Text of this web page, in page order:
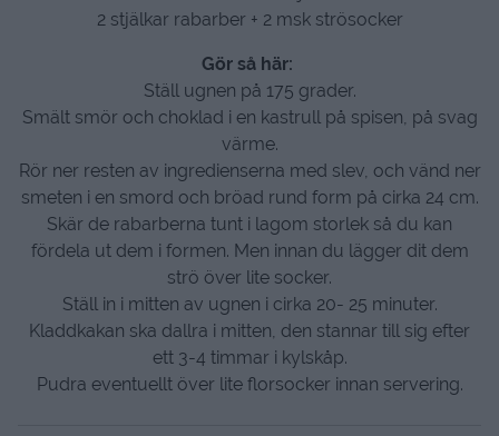
2 stjälkar rabarber + 2 msk strösocker
Gör så här:
Ställ ugnen på 175 grader.
Smält smör och choklad i en kastrull på spisen, på svag
värme.
Rör ner resten av ingredienserna med slev, och vänd ner
smeten i en smord och bröad rund form på cirka 24 cm.
Skär de rabarberna tunt i lagom storlek så du kan
fördela ut dem i formen. Men innan du lägger dit dem
strö över lite socker.
Ställ in i mitten av ugnen i cirka 20- 25 minuter.
Kladdkakan ska dallra i mitten, den stannar till sig efter
ett 3-4 timmar i kylskåp.
Pudra eventuellt över lite florsocker innan servering.